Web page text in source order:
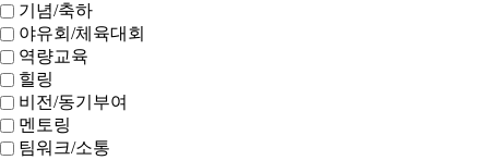
기념/축하
야유회/체육대회
역량교육
힐링
비전/동기부여
멘토링
팀워크/소통